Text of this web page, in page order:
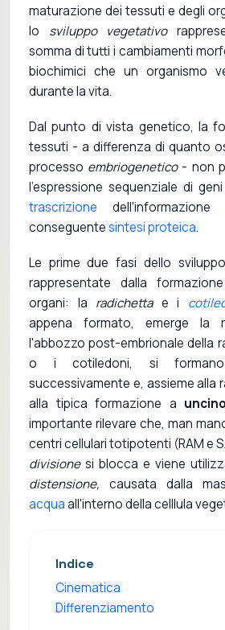
maturazione dei tessuti e degli
lo sviluppo vegetativo
somma di tutti i cambiamenti
biochimici che un organismo
durante la vita.
Dal punto di vista genetico, la
tessuti - a differenza di quanto
processo embriogenetico - non
l'espressione sequenziale di geni
trascrizione
conseguentesintesi proteica.
Le prime due fasi dello
rappresentate dalla
organi: la radichettae i
appena formato, emerge la
l'abbozzo post-embrionale della
o i cotiledoni, si
successivamente e, assieme alla
alla tipica formazione a uncino
importante rilevare che, man
centri cellulari totipotenti (RAM e
divisionesi blocca e viene
distensione, causata dalla
acquaall'interno della celllula
Indice
Cinematica
Differenziamento